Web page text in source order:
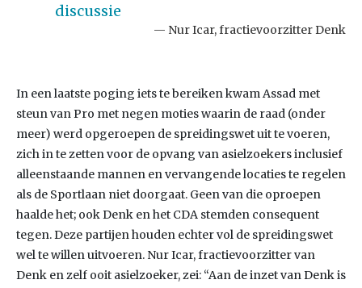
discussie
Nur Icar, fractievoorzitter Denk
In een laatste poging iets te bereiken kwam Assad met
steun van Pro met negen moties waarin de raad (onder
meer) werd opgeroepen de spreidingswet uit te voeren,
zich in te zetten voor de opvang van asielzoekers inclusief
alleenstaande mannen en vervangende locaties te regelen
als de Sportlaan niet doorgaat. Geen van die oproepen
haalde het; ook Denk en het CDA stemden consequent
tegen. Deze partijen houden echter vol de spreidingswet
wel te willen uitvoeren. Nur Icar, fractievoorzitter van
Denk en zelf ooit asielzoeker, zei: “Aan de inzet van Denk is